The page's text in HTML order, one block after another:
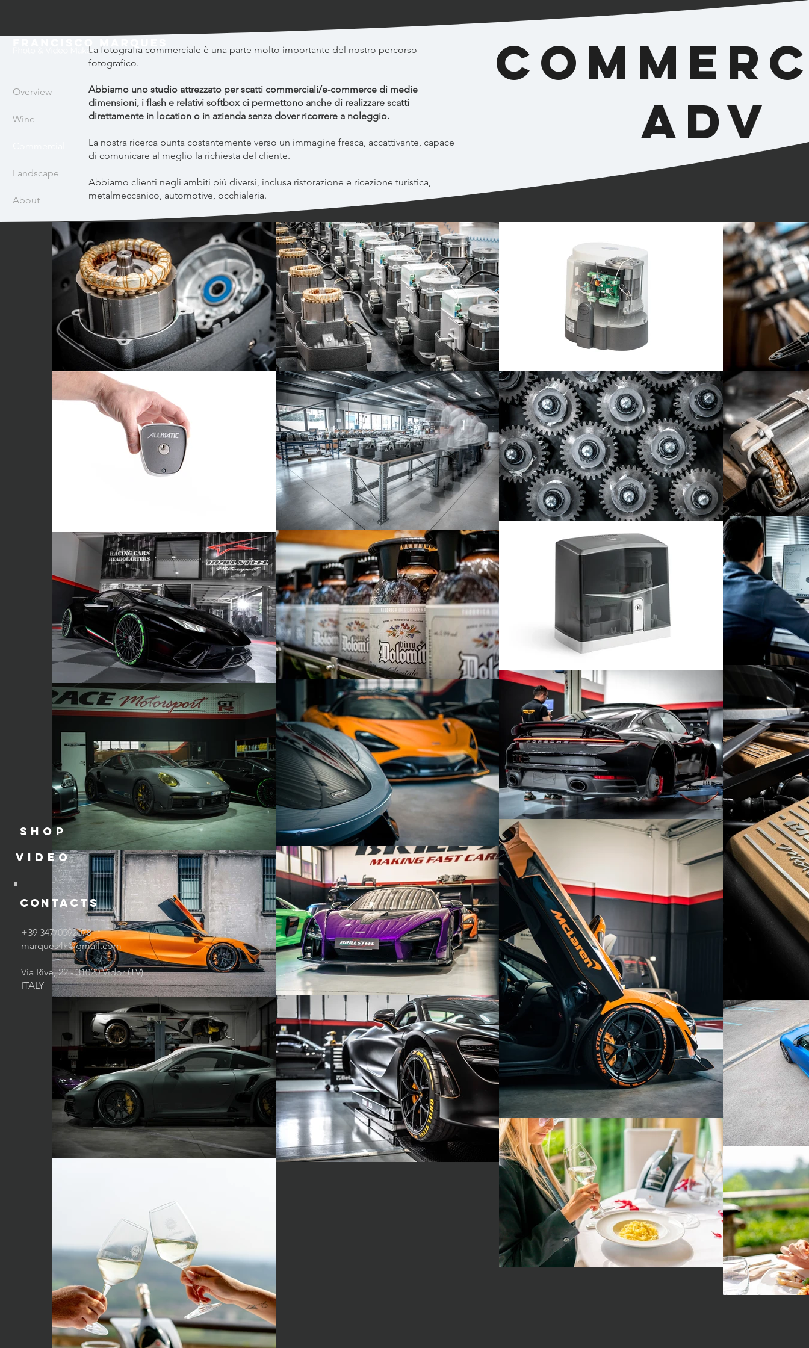
Overview
Wine
Landscape
About
SHOP
VIDEO
contacts
+39 347/0592078
marques4k@gmail.com
Via Rive, 22 - 31020 Vidor (TV)
ITALY
La fotografia commerciale è una parte molto importante del nostro percorso
fotografico.
Abbiamo uno studio attrezzato per scatti commerciali/e-commerce di medie
dimensioni, i flash e relativi softbox ci permettono anche di realizzare scatti
direttamente in location o in azienda senza dover ricorrere a noleggio.
La nostra ricerca punta costantemente verso un immagine fresca, accattivante, capace
di comunicare al meglio la richiesta del cliente.
Abbiamo clienti negli ambiti più diversi, inclusa ristorazione e ricezione turistica,
metalmeccanico, automotive, occhialeria.
adv